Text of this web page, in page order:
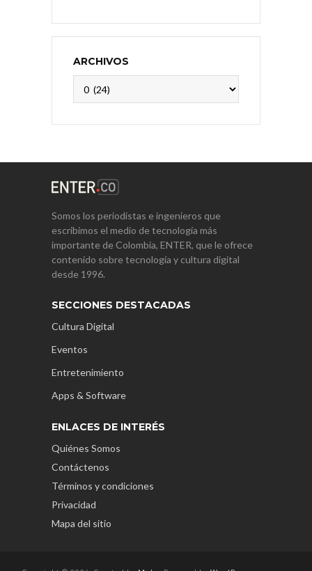
ARCHIVOS
Somos los periodistas e ingenieros que
escribimos el medio de tecnología más
importante de Colombia, ENTER, que le ofrece
contenido sobre tecnología y cultura digital
desde 1996.
SECCIONES DESTACADAS
Cultura Digital
Eventos
Entretenimiento
Apps & Software
ENLACES DE INTERÉS
Quiénes Somos
Contáctenos
Términos y condiciones
Privacidad
Mapa del sitio